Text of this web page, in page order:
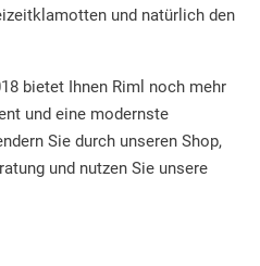
und natürlich den
bietet Ihnen Riml noch mehr
und eine modernste
Sie durch unseren Shop,
und nutzen Sie unsere